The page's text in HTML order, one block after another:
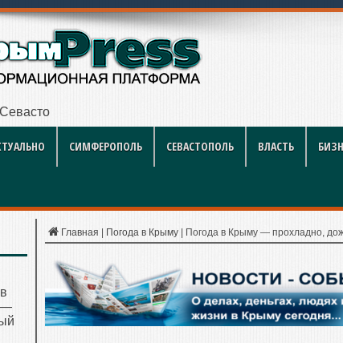
наградили работников строительной
СИМФЕРОПОЛЬ СЕВАСТОПОЛЬ ВЛАСТЬ
Главная Погода в Крыму Погода в Крыму — прохладно,
—